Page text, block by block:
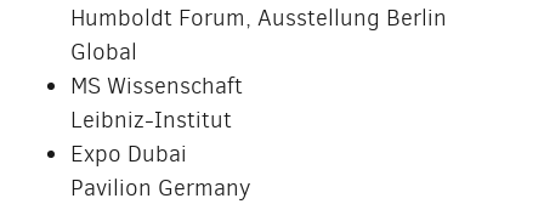
Humboldt Forum, Ausstellung Berlin
Global
MS Wissenschaft
Leibniz-Institut
Expo Dubai
Pavilion Germany